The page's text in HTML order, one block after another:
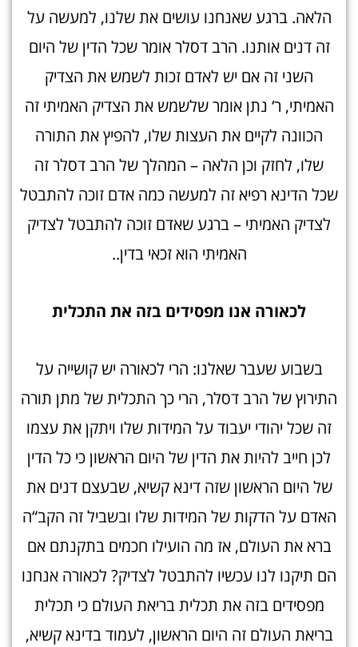
הלאה. ברגע שאנחנו עושים את שלנו, למעשה על
זה דנים אותנו. הרב דסלר אומר שכל הדין של היום
השני זה אם יש לאדם זכות לשמש את הצדיק
האמיתי, ר‘ נתן אומר שלשמש את הצדיק האמיתי זה
הכוונה לקיים את העצות שלו, להפיץ את התורה
שלו, לחזק וכן הלאה – המהלך של הרב דסלר זה
שכל הדינא רפיא זה למעשה כמה אדם זוכה להתבטל
לצדיק האמיתי – ברגע שאדם זוכה להתבטל לצדיק
האמיתי הוא זכאי בדין..
לכאורה אנו מפסידים בזה את התכלית
בשבוע שעבר שאלנו: הרי לכאורה יש קושייה על
התירוץ של הרב דסלר, הרי כך התכלית של מתן תורה
זה שכל יהודי יעבוד על המידות שלו ויתקן את עצמו
לכן חייב להיות את הדין של היום הראשון כי כל הדין
של היום הראשון שזה דינא קשיא, שבעצם דנים את
האדם על הדקות של המידות שלו ובשביל זה הקב“ה
ברא את העולם, אז מה הועילו חכמים בתקנתם אם
הם תיקנו לנו עכשיו להתבטל לצדיק? לכאורה אנחנו
מפסידים בזה את תכלית בריאת העולם כי תכלית
בריאת העולם זה היום הראשון, לעמוד בדינא קשיא,